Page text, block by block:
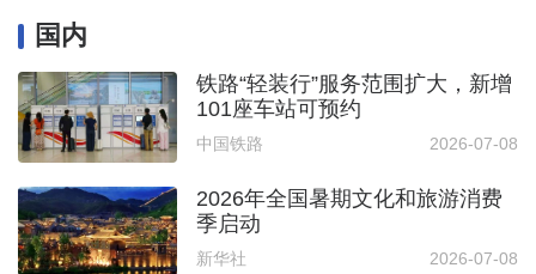
国内
铁路“轻装行”服务范围扩大，新增
101座车站可预约
中国铁路 2026-07-08
2026年全国暑期文化和旅游消费
季启动
新华社 2026-07-08